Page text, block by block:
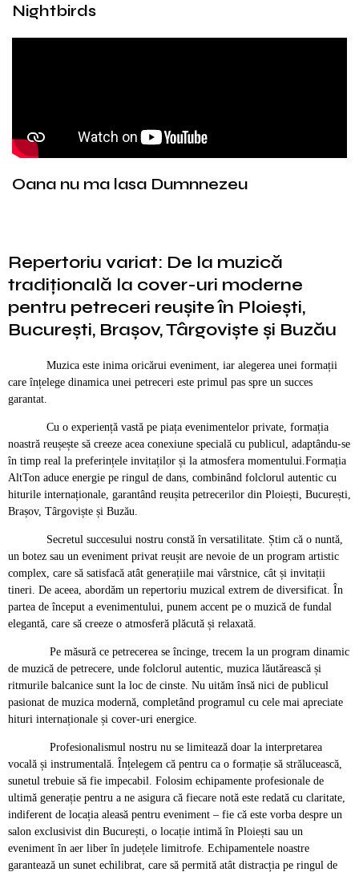
Nightbirds
Oana nu ma lasa Dumnnezeu
Repertoriu variat: De la muzică
tradițională la cover-uri moderne
pentru petreceri reușite în Ploiești,
București, Brașov, Târgoviște și Buzău
Muzica este inima oricărui eveniment, iar alegerea unei formații
care înțelege dinamica unei petreceri este primul pas spre un succes
garantat.
Cu o experiență vastă pe piața evenimentelor private, formația
noastră reușește să creeze acea conexiune specială cu publicul, adaptându-se
în timp real la preferințele invitaților și la atmosfera momentului.Formația
AltTon aduce energie pe ringul de dans, combinând folclorul autentic cu
hiturile internaționale, garantând reușita petrecerilor din Ploiești, București,
Brașov, Târgoviște și Buzău.
Secretul succesului nostru constă în versatilitate. Știm că o nuntă,
un botez sau un eveniment privat reușit are nevoie de un program artistic
complex, care să satisfacă atât generațiile mai vârstnice, cât și invitații
tineri. De aceea, abordăm un repertoriu muzical extrem de diversificat. În
partea de început a evenimentului, punem accent pe o muzică de fundal
elegantă, care să creeze o atmosferă plăcută și relaxată.
Pe măsură ce petrecerea se încinge, trecem la un program dinamic
de muzică de petrecere, unde folclorul autentic, muzica lăutărească și
ritmurile balcanice sunt la loc de cinste. Nu uităm însă nici de publicul
pasionat de muzica modernă, completând programul cu cele mai apreciate
hituri internaționale și cover-uri energice.
Profesionalismul nostru nu se limitează doar la interpretarea
vocală și instrumentală. Înțelegem că pentru ca o formație să strălucească,
sunetul trebuie să fie impecabil. Folosim echipamente profesionale de
ultimă generație pentru a ne asigura că fiecare notă este redată cu claritate,
indiferent de locația aleasă pentru eveniment – fie că este vorba despre un
salon exclusivist din București, o locație intimă în Ploiești sau un
eveniment în aer liber în județele limitrofe. Echipamentele noastre
garantează un sunet echilibrat, care să permită atât distracția pe ringul de